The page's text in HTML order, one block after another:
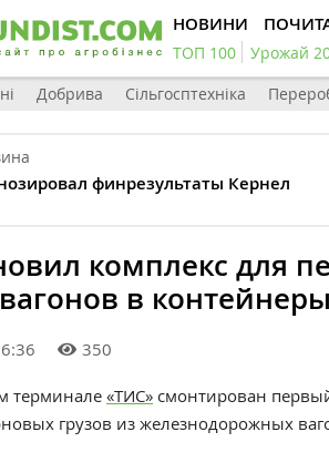
НОВИНИ
ТОП 100 Урожай
Добрива Сільгосптехніка
финрезультаты Кернел
комплекс для
в контейнеры
350
терминале «ТИС» смонтирован
грузов из железнодорожных